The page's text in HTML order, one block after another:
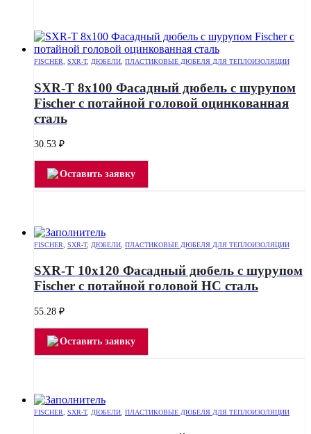
FISCHER SXR-T, ДЮБЕЛИ ПЛАСТИКОВЫЕ ДЮБЕЛЯ ДЛЯ ТЕПЛОИЗОЛЯЦИИ
SXR-T 8х100 Фасадный дюбель с шурупом
Fischer с потайной головой оцинкованная
сталь
30.53 ₽
Оставить заявку
FISCHER SXR-T, ДЮБЕЛИ ПЛАСТИКОВЫЕ ДЮБЕЛЯ ДЛЯ ТЕПЛОИЗОЛЯЦИИ
SXR-T 10х120 Фасадный дюбель с шурупом
Fischer с потайной головой HC сталь
55.28 ₽
Оставить заявку
FISCHER SXR-T, ДЮБЕЛИ ПЛАСТИКОВЫЕ ДЮБЕЛЯ ДЛЯ ТЕПЛОИЗОЛЯЦИИ